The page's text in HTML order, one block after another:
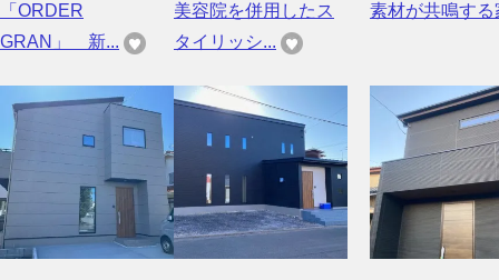
「ORDER
GRAN」 新...
美容院を併用したス
タイリッシ...
素材が共鳴する